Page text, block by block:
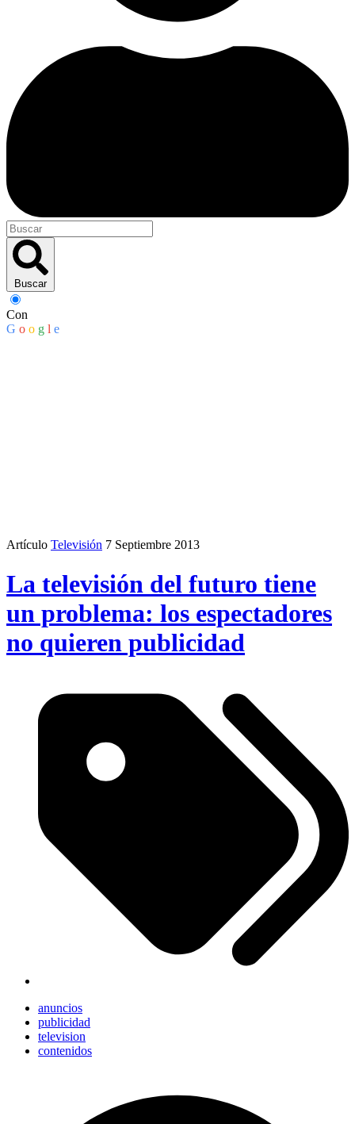
Buscar
Con
G o o g l e
Artículo Televisión 7 Septiembre 2013
La televisión del futuro tiene
un problema: los espectadores
no quieren publicidad
anuncios
publicidad
television
contenidos